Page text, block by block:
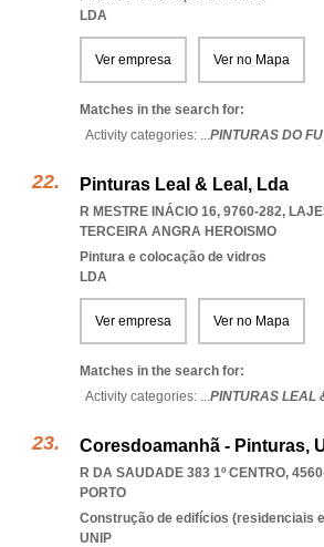
LDA
Ver empresa Ver no Mapa
Matches in the search for:
Activity categories: ...PINTURAS DO
Pinturas Leal & Leal, Lda
R MESTRE INÁCIO 16, 9760-282,
TERCEIRA ANGRA HEROISMO
Pintura e colocação de vidros
LDA
Ver empresa Ver no Mapa
Matches in the search for:
Activity categories: ...PINTURAS LEAL
Coresdoamanhã - Pinturas,
R DA SAUDADE 383 1º CENTRO,
PORTO
Construção de edifícios (residenciais
UNIP